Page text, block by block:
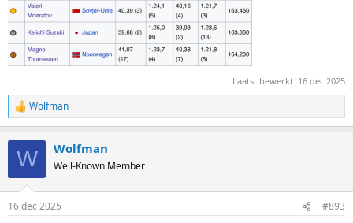
En nog een leuke, Muratov, Granath, Plant en Keller waren ook met
zijn tweeën. Alleen die Suzuki's waren juist geen broers
Laatst bewerkt: 16 dec 2025
R
e
c
s
Wolfman
W Wolfman
Well-Known Member
16 dec 2025 #893